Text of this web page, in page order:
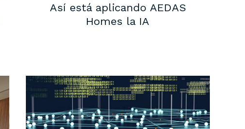
Así está aplicando AEDAS
Homes la IA